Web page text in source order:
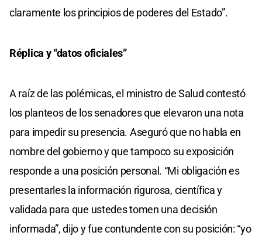
claramente los principios de poderes del Estado”.
Réplica y “datos oficiales”
A raíz de las polémicas, el ministro de Salud contestó
los planteos de los senadores que elevaron una nota
para impedir su presencia. Aseguró que no habla en
nombre del gobierno y que tampoco su exposición
responde a una posición personal. “Mi obligación es
presentarles la información rigurosa, científica y
validada para que ustedes tomen una decisión
informada”, dijo y fue contundente con su posición: “yo